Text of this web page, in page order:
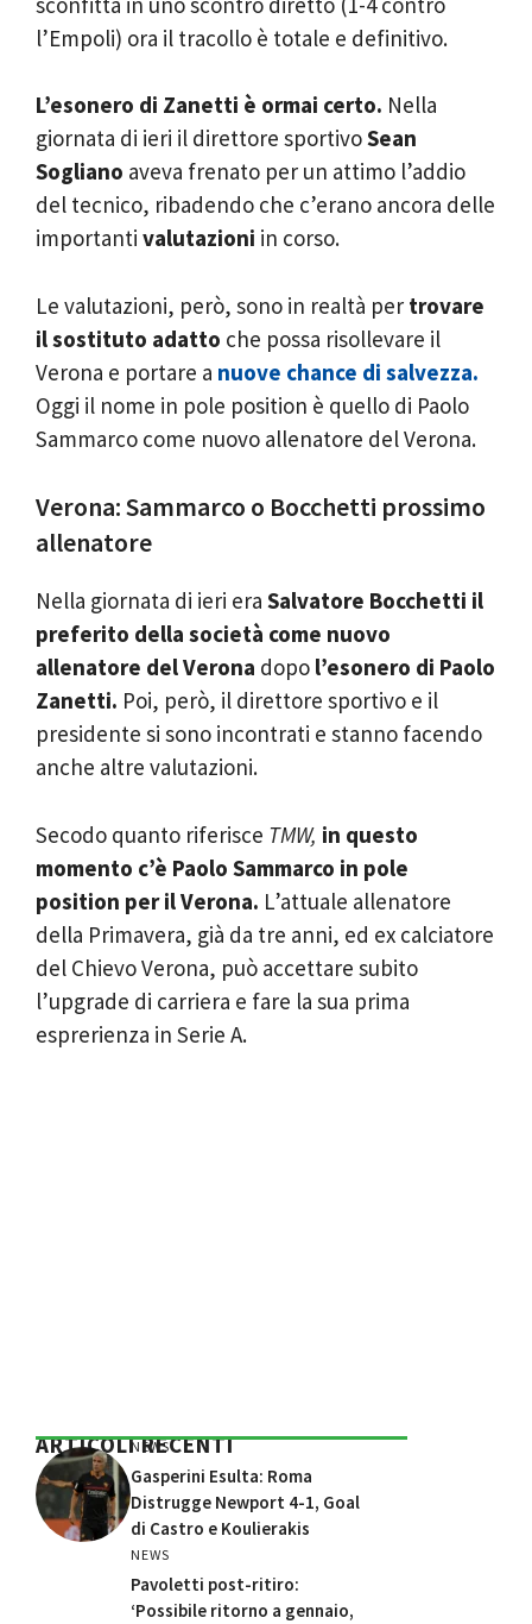
l’Empoli) ora il tracollo è totale e definitivo.
L’esonero di Zanetti è ormai certo. Nella
giornata di ieri il direttore sportivoSean
Sogliano aveva frenato per un attimo l’addio
del tecnico, ribadendo che c’erano ancora delle
importanti valutazioni in corso.
Le valutazioni, però, sono in realtà per trovare
il sostituto adatto che possa risollevare il
Verona e portare a nuove chance di salvezza.
Oggi il nome in pole position è quello di Paolo
Sammarco come nuovo allenatore del Verona.
Verona: Sammarco o Bocchetti prossimo
allenatore
Nella giornata di ieri era Salvatore Bocchetti il
preferito della società come nuovo
allenatore del Verona dopo l’esonero di Paolo
Zanetti. Poi, però, il direttore sportivo e il
presidente si sono incontrati e stanno facendo
anche altre valutazioni.
Secodo quanto riferisce TMW, in questo
momento c’è Paolo Sammarco in pole
position per il Verona. L’attuale allenatore
della Primavera, già da tre anni, ed ex calciatore
del Chievo Verona, può accettare subito
l’upgrade di carriera e fare la sua prima
esprerienza in Serie A.
ARTICOLI RECENTI
NEWS
Gasperini Esulta: Roma
Distrugge Newport 4-1, Goal
di Castro e Koulierakis
NEWS
Pavoletti post-ritiro:
‘Possibile ritorno a gennaio,